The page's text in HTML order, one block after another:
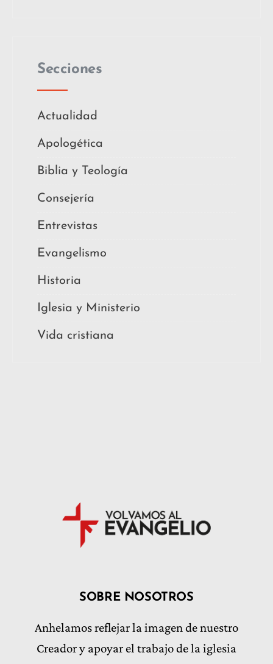
Secciones
Actualidad
Apologética
Biblia y Teología
Consejería
Entrevistas
Evangelismo
Historia
Iglesia y Ministerio
Vida cristiana
SOBRE NOSOTROS
Anhelamos reflejar la imagen de nuestro
Creador y apoyar el trabajo de la iglesia